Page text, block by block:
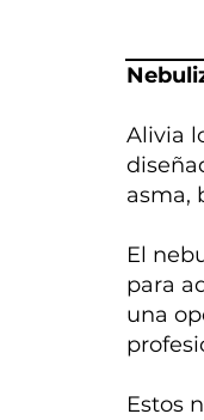
Alivia
asma,
El
para
una
Estos